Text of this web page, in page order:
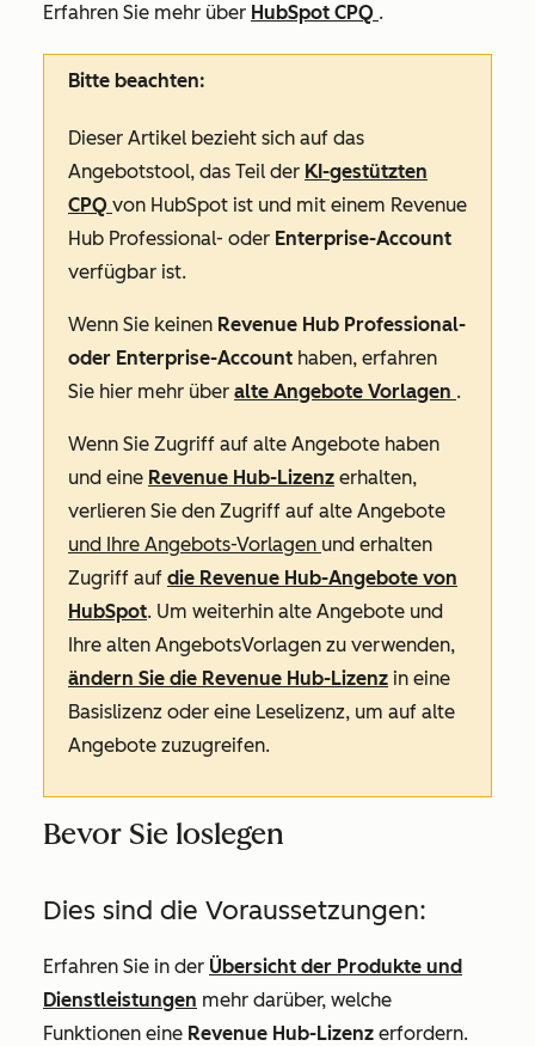
Erfahren Sie mehr über HubSpot CPQ .
Bitte beachten:
Dieser Artikel bezieht sich auf das
Angebotstool, das Teil der KI-gestützten
CPQ von HubSpot ist und mit einem Revenue
Hub Professional- oder Enterprise-Account
verfügbar ist.
Wenn Sie keinen Revenue Hub Professional-
oder Enterprise-Account haben, erfahren
Sie hier mehr über alte Angebote Vorlagen .
Wenn Sie Zugriff auf alte Angebote haben
und eine Revenue Hub-Lizenz erhalten,
verlieren Sie den Zugriff auf alte Angebote
und Ihre Angebots-Vorlagen und erhalten
Zugriff auf die Revenue Hub-Angebote von
HubSpot. Um weiterhin alte Angebote und
Ihre alten AngebotsVorlagen zu verwenden,
ändern Sie die Revenue Hub-Lizenz in eine
Basislizenz oder eine Leselizenz, um auf alte
Angebote zuzugreifen.
Bevor Sie loslegen
Dies sind die Voraussetzungen:
Erfahren Sie in der Übersicht der Produkte und
Dienstleistungen mehr darüber, welche
Funktionen eine Revenue Hub-Lizenz erfordern.